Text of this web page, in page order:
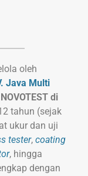
oleh
Java Multi
di
tahun (sejak
ukur dan uji
tester, coating
, hingga
dengan